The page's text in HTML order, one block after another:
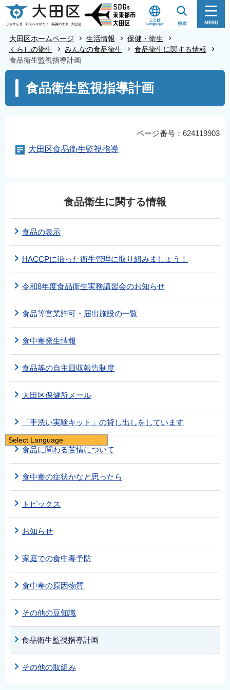
こ
の
の
頭
大田区ホームページ 生活情報
保健・衛生
くらしの衛生
みんなの食品衛生
食品衛生に関する情報
食品衛生監視指導計画
こ
食品衛生監視指導計画
ページ番号：624119903
大田区食品衛生監視指導
食品衛生に関する情報
食品の表示
HACCPに沿った衛生管理に取り組みましょう！
令和8年度食品衛生実務講習会のお知らせ
食品等営業許可・届出施設の一覧
食中毒発生情報
食品等の自主回収報告制度
大田区保健所メール
「手洗い実験キット」の貸し出しをしています
食品に関わる苦情について
食中毒の症状かなと思ったら
トピックス
お知らせ
家庭での食中毒予防
食中毒の原因物質
その他の豆知識
食品衛生監視指導計画
その他の取組み
Select Language
日本語
繁體中文
한국어
नेपाली